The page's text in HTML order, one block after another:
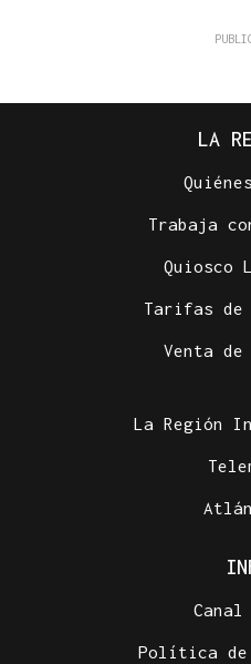
LA
Trabaja
Quiosco
Tarifas de
Venta de
La Región
Política de